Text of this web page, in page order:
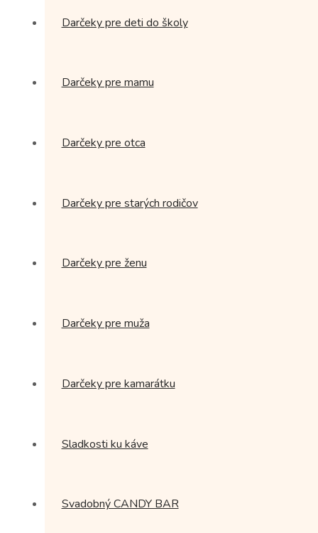
Darčeky pre deti do školy
Darčeky pre mamu
Darčeky pre otca
Darčeky pre starých rodičov
Darčeky pre ženu
Darčeky pre muža
Darčeky pre kamarátku
Sladkosti ku káve
Svadobný CANDY BAR